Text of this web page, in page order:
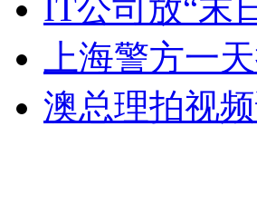
外交部：有关国家言论片面不公
安徽一实载49人客车翻车
IT公司放“末
上海警方一
澳总理拍视